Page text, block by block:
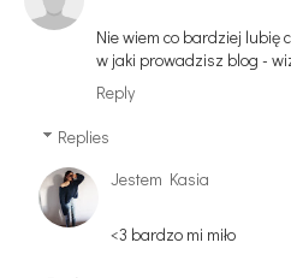
Nie wiem co bardziej lubię
w jaki prowadzisz blog -
Reply
Replies
Jestem Kasia
<3 bardzo mi miło